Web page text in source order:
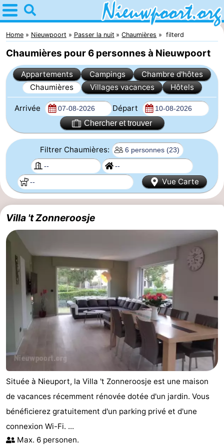
Home
Nieuwpoort
Astuces
Avec
enfants
la
nuit
Appartements
-
Holiday
Suites
Nieuwpoort
Holiday
Suites
Westende
Campings
Chambre
d'hôtes
Chaumières
Nieuwpoort
Oostduinkerke
zee
Westende
Hôtels
Last
minutes
Plages
Voir
et
faire
Lieux
d'intérêt
-
Home Nieuwpoort Passer la nuit Chaumières filterd
Chaumières pour 6 personnes à Nieuwpoort
Appartements Campings
Chambre d'hôtes
Chaumières
Villages vacances Hôtels
Arrivée Départ
Chercher et trouver
Filtrer Chaumières:
Vue Carte
Villa 't Zonneroosje
Située à Nieuport, la Villa 't Zonneroosje est une maison
de vacances récemment rénovée dotée d'un jardin. Vous
bénéficierez gratuitement d'un parking privé et d'une
connexion Wi-Fi. ...
Max. 6 personen.